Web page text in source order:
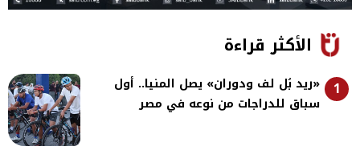
الأكثر قراءة
1
«ريد بُل لف ودوران» يصل المنيا.. أول
سباق للدراجات من نوعه في مصر